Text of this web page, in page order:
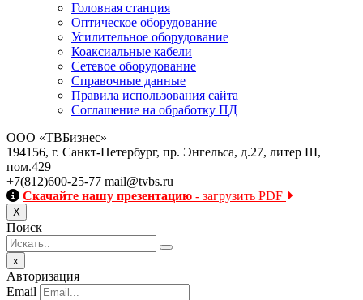
Головная станция
Оптическое оборудование
Усилительное оборудование
Коаксиальные кабели
Сетевое оборудование
Справочные данные
Правила использования сайта
Соглашение на обработку ПД
ООО «ТВБизнес»
194156, г. Санкт-Петербург, пр. Энгельса, д.27, литер Ш,
пом.429
+7(812)600-25-77 mail@tvbs.ru
Скачайте нашу презентацию - загрузить PDF
Х
Поиск
x
Авторизация
Email